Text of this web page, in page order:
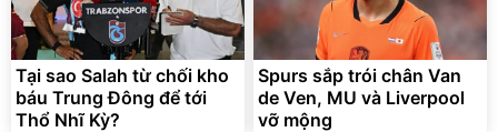
Bộ nồi inox nguyên khối
Elmich Trimax EL-
2136OL04
2.036.700 đ
Hot Deal
Elmich Việt Nam
Sữa bột Ensure Gold
Abbott hương vani 800g
1.405.000đ
1.035.000
Flash Sale
Ensure Chính Hãng
Tại sao Salah từ chối kho
báu Trung Đông để tới
Thổ Nhĩ Kỳ?
Spurs sắp trói chân Van
de Ven, MU và Liverpool
vỡ mộng